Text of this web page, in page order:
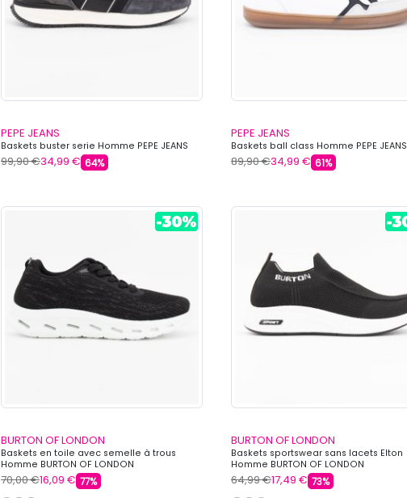
PEPE JEANS
Baskets buster serie Homme PEPE JEANS
99,90 €34,99 € 64%
PEPE JEANS
Baskets ball class Homme PEPE JEANS
89,90 €34,99 € 61%
BURTON OF LONDON
Baskets en toile avec semelle à trous
Homme BURTON OF LONDON
70,00 €16,09 € 77%
BURTON OF LONDON
Baskets sportswear sans lacets Elton
Homme BURTON OF LONDON
64,99 €17,49 € 73%